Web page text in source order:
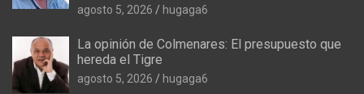
agosto 5, 2026 hugaga6
La opinión de Colmenares: El presupuesto que
hereda el Tigre
agosto 5, 2026 hugaga6